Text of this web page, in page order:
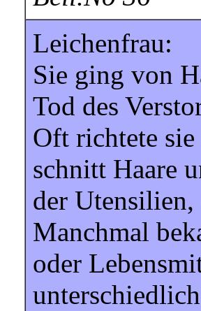
Leichenfrau:
Sie ging von
Tod des
Oft richtete
schnitt Haare
der
Manchmal
oder